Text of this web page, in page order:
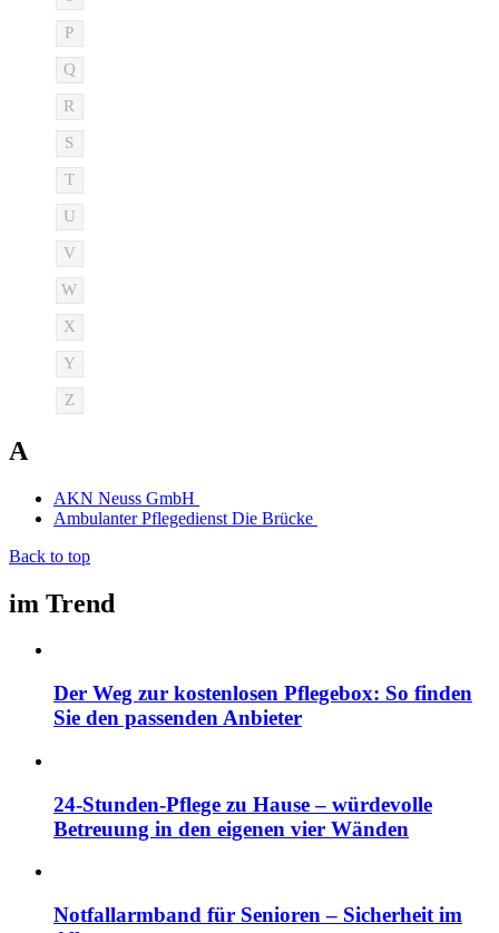
P
Q
R
S
T
U
V
W
X
Y
Z
A
AKN Neuss GmbH
Ambulanter Pflegedienst Die Brücke
Back to top
im Trend
Der Weg zur kostenlosen Pflegebox: So finden
Sie den passenden Anbieter
24-Stunden-Pflege zu Hause – würdevolle
Betreuung in den eigenen vier Wänden
Notfallarmband für Senioren – Sicherheit im